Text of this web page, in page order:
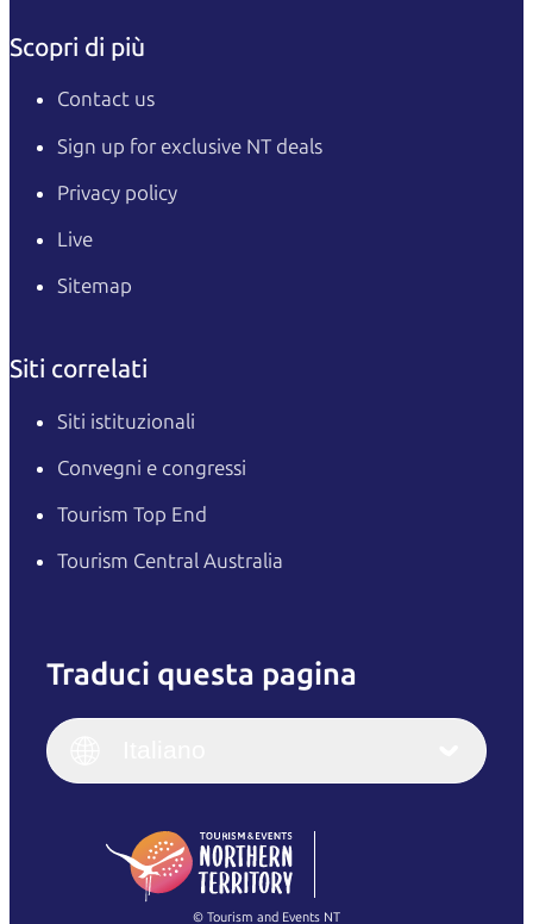
Scopri di più
Contact us
Sign up for exclusive NT deals
Privacy policy
Live
Sitemap
Siti correlati
Siti istituzionali
Convegni e congressi
Tourism Top End
Tourism Central Australia
Traduci questa pagina
English
(Singapore)
Italiano
繁體中文
© Tourism and Events NT